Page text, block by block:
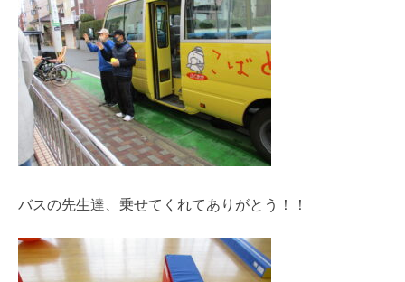
バスの先生達、乗せてくれてありがとう！！